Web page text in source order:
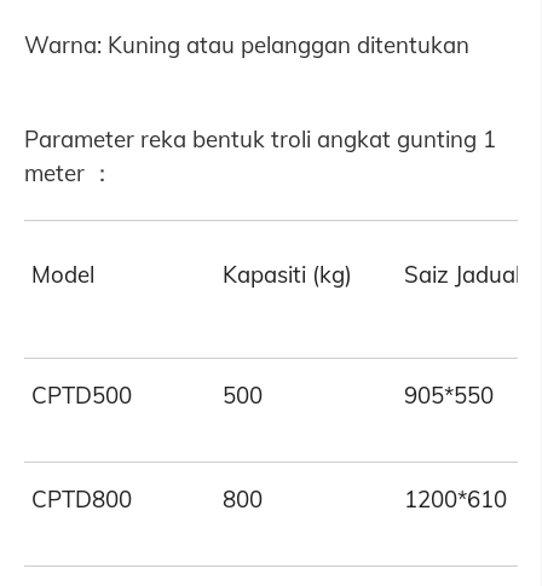
Warna: Kuning atau pelanggan ditentukan
Parameter reka bentuk troli angkat gunting 1
meter ：
Model Kapasiti (kg) Saiz Jadual
CPTD500 500 905*550
CPTD800 800 1200*610